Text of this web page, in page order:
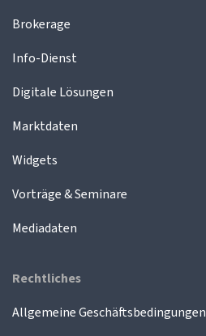
Brokerage
Info-Dienst
Digitale Lösungen
Marktdaten
Widgets
Vorträge & Seminare
Mediadaten
Rechtliches
Allgemeine Geschäftsbedingungen